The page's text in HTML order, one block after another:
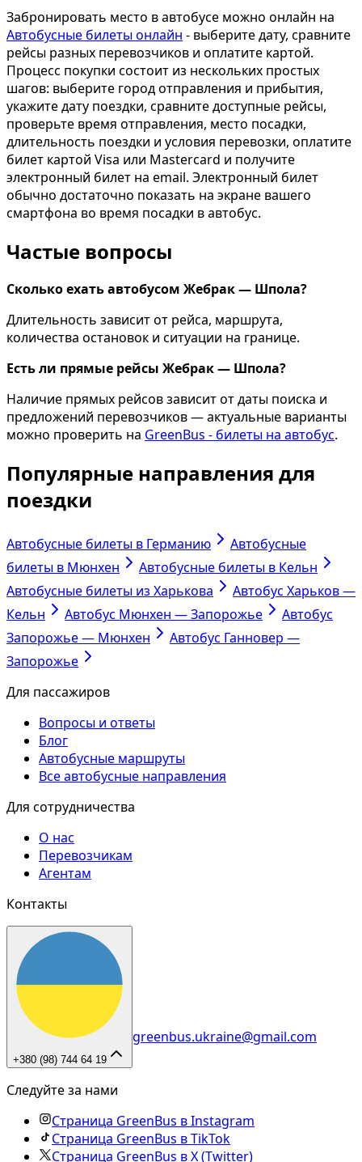
Забронировать место в автобусе можно онлайн на
Автобусные билеты онлайн - выберите дату, сравните
рейсы разных перевозчиков и оплатите картой.
Процесс покупки состоит из нескольких простых
шагов: выберите город отправления и прибытия,
укажите дату поездки, сравните доступные рейсы,
проверьте время отправления, место посадки,
длительность поездки и условия перевозки, оплатите
билет картой Visa или Mastercard и получите
электронный билет на email. Электронный билет
обычно достаточно показать на экране вашего
смартфона во время посадки в автобус.
Частые вопросы
Сколько ехать автобусом Жебрак — Шпола?
Длительность зависит от рейса, маршрута,
количества остановок и ситуации на границе.
Есть ли прямые рейсы Жебрак — Шпола?
Наличие прямых рейсов зависит от даты поиска и
предложений перевозчиков — актуальные варианты
можно проверить на GreenBus - билеты на автобус.
Популярные направления для
поездки
Автобусные билеты в Германию
Автобусные
билеты в Мюнхен
Автобусные билеты в Кельн
Автобусные билеты из Харькова
Автобус Харьков —
Кельн
Автобус Мюнхен — Запорожье
Автобус
Запорожье — Мюнхен
Автобус Ганновер —
Запорожье
Для пассажиров
Вопросы и ответы
Блог
Автобусные маршруты
Все автобусные направления
Для сотрудничества
О нас
Перевозчикам
Агентам
Контакты
+380 (98) 744 64 19
greenbus.ukraine@gmail.com
Следуйте за нами
Страница GreenBus в Instagram
Страница GreenBus в TikTok
Страница GreenBus в X (Twitter)